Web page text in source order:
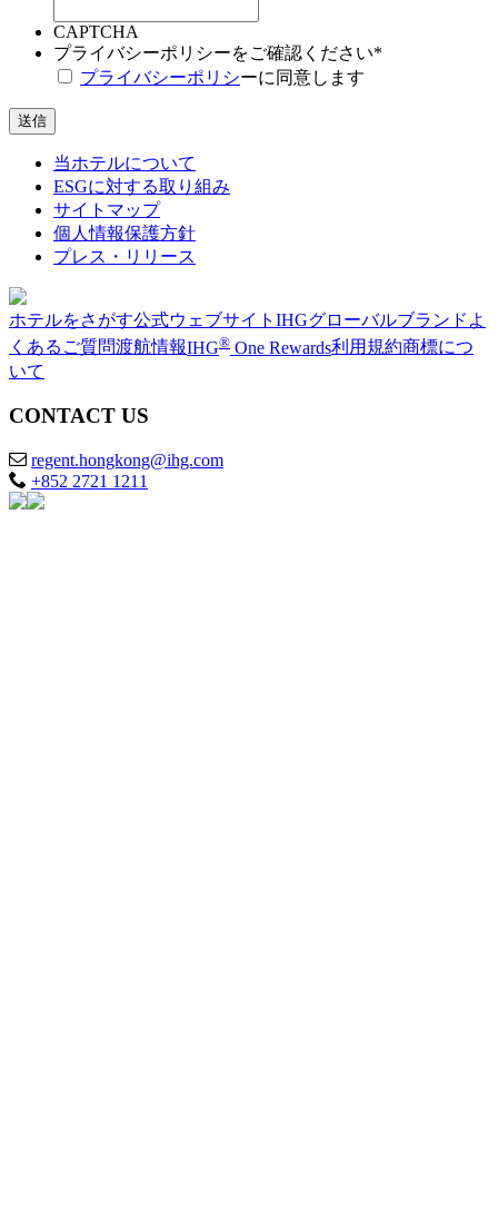
CAPTCHA
プライバシーポリシーをご確認ください*
プライバシーポリシーに同意します
当ホテルについて
ESGに対する取り組み
サイトマップ
個人情報保護方針
プレス・リリース
ホテルをさがす公式ウェブサイト IHGグローバルブランド よ
くあるご質問渡航情報IHG® One Rewards利用規約商標につ
いて
CONTACT US
regent.hongkong@ihg.com
+852 2721 1211